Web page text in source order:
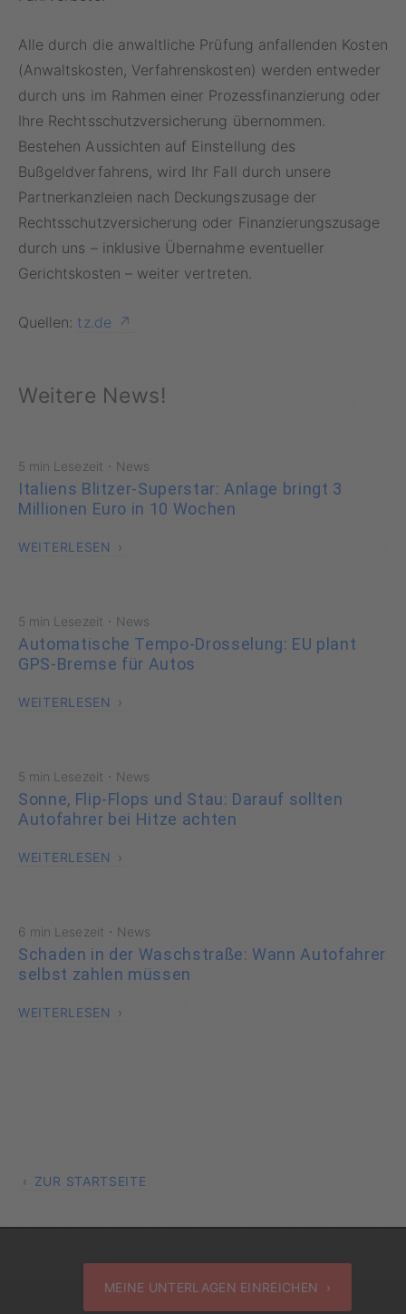
Alle durch die anwaltliche Prüfung anfallenden Kosten
(Anwaltskosten, Verfahrenskosten) werden entweder
durch uns im Rahmen einer Prozessfinanzierung oder
Ihre Rechtsschutzversicherung übernommen.
Bestehen Aussichten auf Einstellung des
Bußgeldverfahrens, wird Ihr Fall durch unsere
Partnerkanzleien nach Deckungszusage der
Rechtsschutzversicherung oder Finanzierungszusage
durch uns – inklusive Übernahme eventueller
Gerichtskosten – weiter vertreten.
Quellen: tz.de
Weitere News!
5 min Lesezeit · News
Italiens Blitzer-Superstar: Anlage bringt 3
Millionen Euro in 10 Wochen
WEITERLESEN
5 min Lesezeit · News
Automatische Tempo-Drosselung: EU plant
GPS-Bremse für Autos
WEITERLESEN
5 min Lesezeit · News
Sonne, Flip-Flops und Stau: Darauf sollten
Autofahrer bei Hitze achten
WEITERLESEN
6 min Lesezeit · News
Schaden in der Waschstraße: Wann Autofahrer
selbst zahlen müssen
WEITERLESEN
ZUR STARTSEITE
MEINE UNTERLAGEN EINREICHEN ›